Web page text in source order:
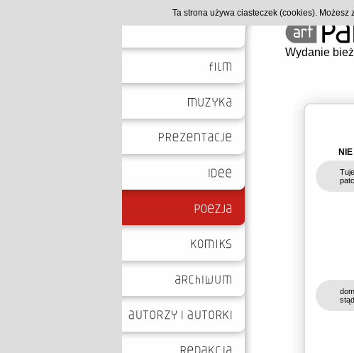
Wydanie
Ta strona używa ciasteczek (cookies).